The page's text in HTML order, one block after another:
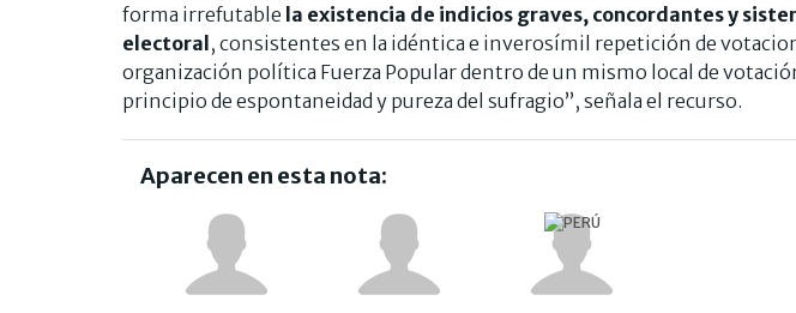
forma irrefutable la existencia de indicios graves, concordantes y
electoral, consistentes en la idéntica e inverosímil repetición de
organización política Fuerza Popular dentro de un mismo local de
principio de espontaneidad y pureza del sufragio”, señala el recurso.
Aparecen en esta nota: